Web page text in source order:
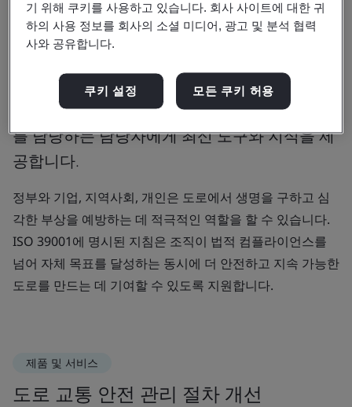
도로에서 생명을 구하고 사고를 줄이세
요.
ISO 39001 - 도로 교통 안전 관리 프레임워크는
도로 교통 시스템의 프로세스 개선 및 업데이트
를 담당하는 담당자에게 최신 도구와 지식을 제
공합니다.
정부와 기업, 지역사회, 개인은 도로에서 생명을 구하고 심
각한 부상을 예방하는 데 적극적인 역할을 할 수 있습니다.
ISO 39001에 명시된 지침은 조직이 법적 컴플라이언스를
넘어 자체 목표를 달성하는 동시에 더 안전하고 지속 가능한
도로를 만드는 데 기여할 수 있도록 지원합니다.
제품 및 서비스
도로 교통 안전 관리 절차 개선
기 위해 쿠키를 사용하고 있습니다. 회사 사이트에 대한 귀
하의 사용 정보를 회사의 소셜 미디어, 광고 및 분석 협력
사와 공유합니다.
쿠키 설정 모든 쿠키 허용